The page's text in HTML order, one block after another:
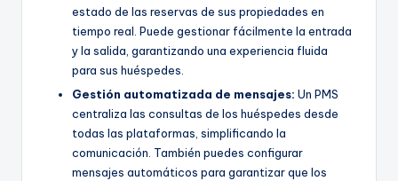
estado de las reservas de sus propiedades en
tiempo real. Puede gestionar fácilmente la entrada
y la salida, garantizando una experiencia fluida
para sus huéspedes.
Gestión automatizada de mensajes: Un PMS
centraliza las consultas de los huéspedes desde
todas las plataformas, simplificando la
comunicación. También puedes configurar
mensajes automáticos para garantizar que los